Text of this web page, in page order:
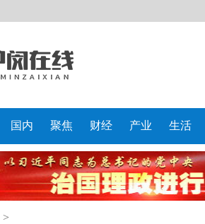
国内 聚焦 财经 产业 生活
>